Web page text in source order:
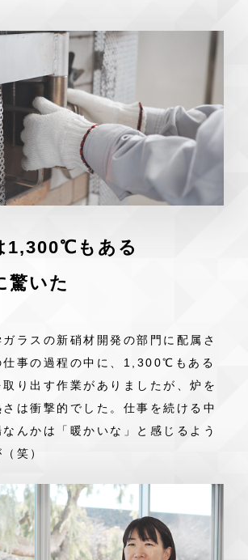
1,300℃もある
驚いた
ラスの新硝材開発の部門に配属さ
仕事の過程の中に、1,300℃もある
り出す作業がありましたが、炉を
は衝撃的でした。仕事を続ける中
んかは「暖かいな」と感じるよう
笑）